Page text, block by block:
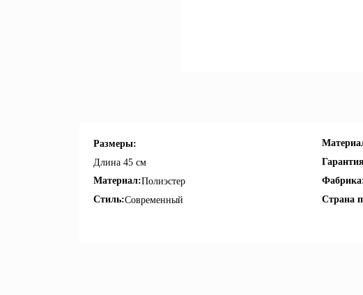
Размеры:
Длина 45 см
Материал:Полиэстер
Стиль:Современный
Страна